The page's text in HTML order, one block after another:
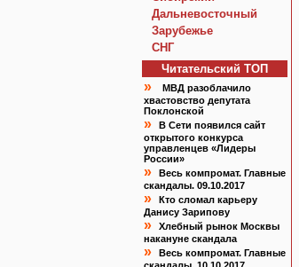
Дальневосточный
Зарубежье
СНГ
Читательский TOП
»
МВД разоблачило
хвастовство депутата
Поклонской
»
В Сети появился сайт
открытого конкурса
управленцев «Лидеры
России»
»
Весь компромат. Главные
скандалы. 09.10.2017
»
Кто сломал карьеру
Данису Зарипову
»
Хлебный рынок Москвы
накануне скандала
»
Весь компромат. Главные